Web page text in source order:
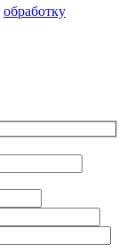
обработку